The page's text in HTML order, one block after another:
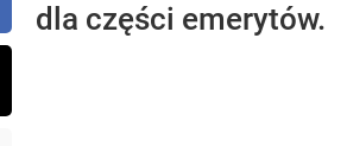
dla części emerytów.